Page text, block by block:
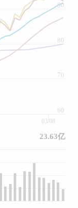
60
70
80
90
03/08
23.63亿